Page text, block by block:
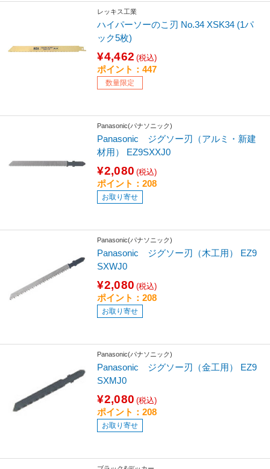
レッキス工業
ハイパーソーのこ刃 No.34 XSK34 (1パ
ック5枚)
¥4,462 (税込)
ポイント：447
数量限定
Panasonic(パナソニック)
Panasonic ジグソー刃（アルミ・新建
材用） EZ9SXXJ0
¥2,080 (税込)
ポイント：208
お取り寄せ
Panasonic(パナソニック)
Panasonic ジグソー刃（木工用） EZ9
SXWJ0
¥2,080 (税込)
ポイント：208
お取り寄せ
Panasonic(パナソニック)
Panasonic ジグソー刃（金工用） EZ9
SXMJ0
¥2,080 (税込)
ポイント：208
お取り寄せ